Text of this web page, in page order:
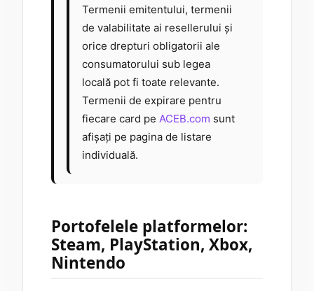
Termenii emitentului, termenii
de valabilitate ai resellerului și
orice drepturi obligatorii ale
consumatorului sub legea
locală pot fi toate relevante.
Termenii de expirare pentru
fiecare card pe ACEB.com sunt
afișați pe pagina de listare
individuală.
Portofelele platformelor:
Steam, PlayStation, Xbox,
Nintendo